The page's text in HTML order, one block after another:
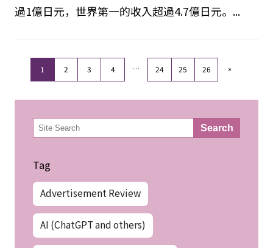
過1億日元，世界第一的收入超過4.7億日元。...
1 2 3 4 … 24 25 26 »
検
索 Search
Tag
Advertisement Review
AI (ChatGPT and others)